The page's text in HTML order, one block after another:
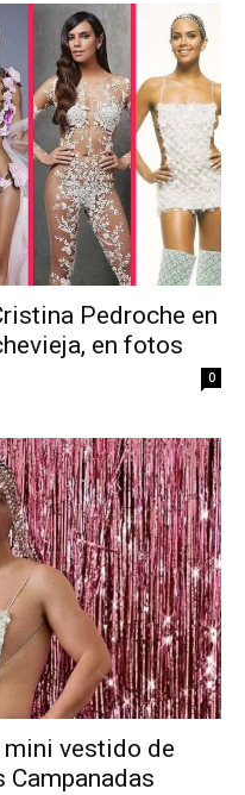
Pedroche en
en fotos
0
mini vestido de
Campanadas